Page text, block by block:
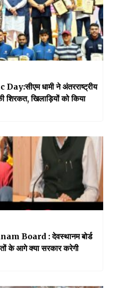
धामी ने अंतरराष्ट्रीय
शिरकत, खिलाड़ियों को किया
Board : देवस्थानम बोर्ड
के आगे क्या सरकार करेगी